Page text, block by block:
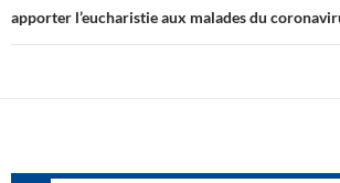
apporter l’eucharistie aux malades du